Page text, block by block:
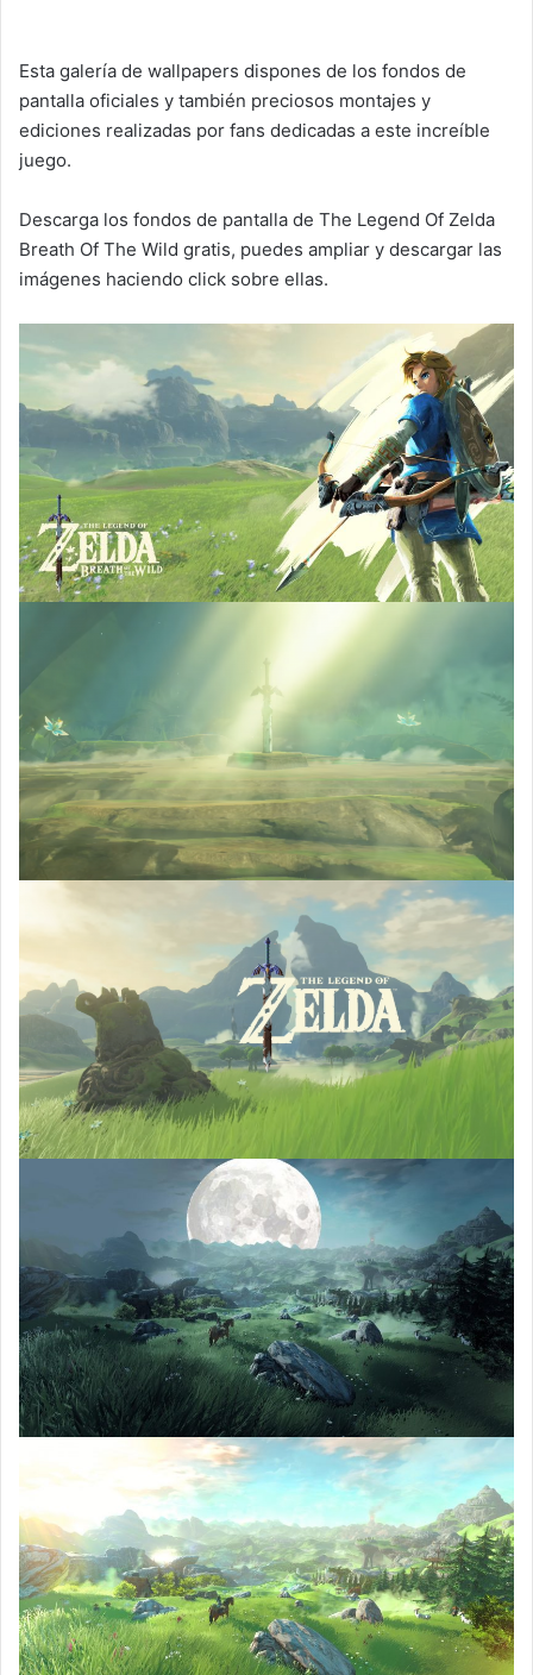
Esta galería de wallpapers dispones de los fondos de
pantalla oficiales y también preciosos montajes y
ediciones realizadas por fans dedicadas a este increíble
juego.
Descarga los fondos de pantalla de The Legend Of Zelda
Breath Of The Wild gratis, puedes ampliar y descargar las
imágenes haciendo click sobre ellas.